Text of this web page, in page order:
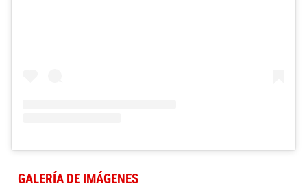
GALERÍA DE IMÁGENES